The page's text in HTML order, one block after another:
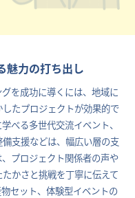
魅力の打ち出し
を成功に導くには、地域に
たプロジェクトが効果的で
べる多世代交流イベント、
支援などは、幅広い層の支
プロジェクト関係者の声や
かさと挑戦を丁寧に伝えて
セット、体験型イベントの